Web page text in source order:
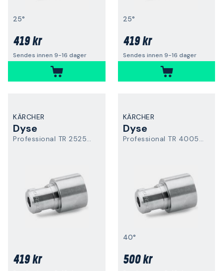
25°
419 kr
Sendes innen 9-16 dager
25°
419 kr
Sendes innen 9-16 dager
KÄRCHER
Dyse
Professional TR 25250 Easy Force
419 kr
KÄRCHER
Dyse
Professional TR 40055 Easy Force
40°
500 kr